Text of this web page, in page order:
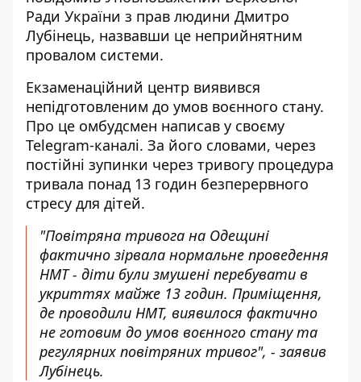
Ради України з прав людини Дмитро
Лубінець, назвавши це неприйнятним
провалом системи.
Екзаменаційний центр виявився
непідготовленим до умов воєнного стану.
Про це омбудсмен написав у своєму
Telegram-каналі. За його словами, через
постійні зупинки через тривогу процедура
тривала понад 13 годин безперервного
стресу для дітей.
"Повітряна тривога на Одещині
фактично зірвала нормальне проведення
НМТ - діти були змушені перебувати в
укриттях майже 13 годин. Приміщення,
де проводили НМТ, виявилося фактично
не готовим до умов воєнного стану та
регулярних повітряних тривог", - заявив
Лубінець.